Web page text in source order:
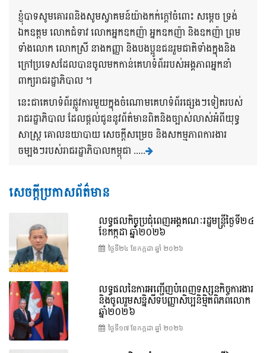
ខ្ញុំបាទសូមគោរពនិងសូមស្វាគមន៍យ៉ាងកក់ក្តៅចំពោះ សម្តេច ទ្រង់
ឯកឧត្តម លោកជំទាវ លោកអ្នកឧកញ៉ា អ្នកឧកញ៉ា និងឧកញ៉ា ព្រម
ទាំងលោក លោកស្រី នាងកញ្ញា និងបងប្អូនជនរួមជាតិទាំងក្នុងនិង
ក្រៅប្រទេសដែលបានចូលមកកាន់គេហទំព័ររបស់អង្គភាពអ្នកនាំ
ពាក្យរាជរដ្ឋាភិបាល ។
នេះជាគេហទំព័រផ្លូវការមួយក្នុងចំណោមគេហទំព័រផ្សេងៗទៀតរបស់
រាជរដ្ឋាភិបាល ដែលផ្តល់ជូននូវព័ត៌មានពិតនិងច្បាស់លាស់អំពីយុទ្ធ
សាស្រ្ត គោលនយាបាយ សេចក្តីសម្រេច និងសកម្មភាពការងារ
ចម្បងៗរបស់រាជរដ្ឋាភិបាលកម្ពុជា .....
សេចក្តីប្រកាសព័ត៌មាន
លទ្ធផលកិច្ចប្រជុំពេញអង្គគណៈរដ្ឋមន្រ្តីថ្ងៃទី២៤
ខែកក្កដា ឆ្នាំ២០២៦
ថ្ងៃទី២៤ ខែ​កក្កដា ឆ្នាំ ២០២៦
លទ្ធផលនៃការអញ្ជើញបំពេញទស្សនកិច្ចការងារ
និងចូលរួមសន្និសីទបញ្ញាសិប្បនិម្មិតពិភពលោក
ឆ្នាំ២០២៦
ថ្ងៃទី១៧ ខែ​កក្កដា ឆ្នាំ ២០២៦